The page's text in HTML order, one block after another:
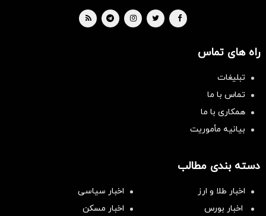
راه های تماس
تبلیغات
تماس با ما
همکاری با ما
بیانیه مأموریت
دسته بندی مطالب
اخبار طلا و ارز
اخبار سیاسی
اخبار بورس
اخبار مسکن